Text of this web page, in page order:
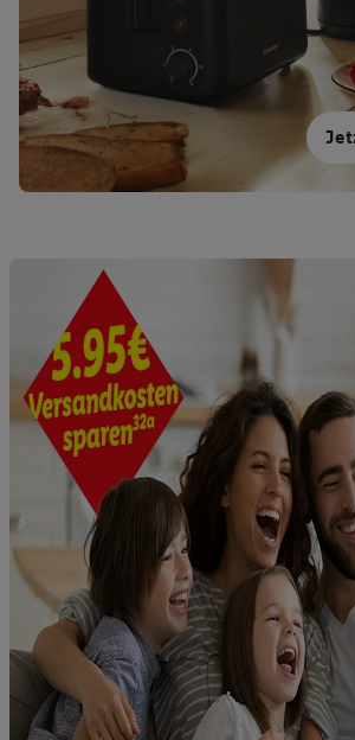
Gewährleistung der Sicherheit,
von Betrug und Fehlerbehebung,
von Werbung und Inhalten, Abgleichung
von Daten aus unterschiedlichen Quellen,
verschiedener Endgeräte, Identifikation von
automatisch übermittelter Informationen,
Erfolgs von Werbekampagnen durch TTD
Verwendung genauer Standortdaten.
Profilen für personalisierte Werbung.
Zugriff auf Informationen auf einem
Entwicklung und Verbesserung der
von Zielgruppen durch Statistiken oder
von Daten aus verschiedenen Quellen.
reduzierter Daten zur Auswahl von
Messung der Werbeleistung. Verwendung
zur Auswahl personalisierter Werbung.
Liste der Partner (Lieferanten)